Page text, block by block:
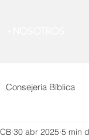
Consejería Bíblica
Perdón
30 abr 2025 5 min